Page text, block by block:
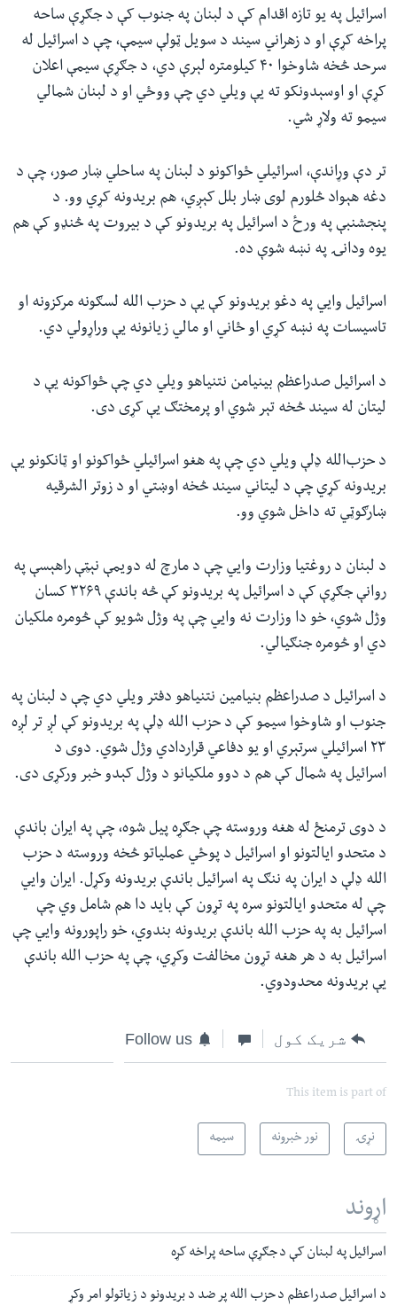
اسرائيل په یو تازه اقدام کې د لبنان په جنوب کې د جګړې ساحه
پراخه کړې او د زهراني سیند د سويل ټولې سیمې، چې د اسرائيل له
سرحد څخه شاوخوا ۴۰ کیلومتره لېرې دي، د جګړې سیمې اعلان
کړې او اوسېدونکو ته یې ویلي دي چې ووځي او د لبنان شمالي
سیمو ته ولاړ شي.
تر دې وړاندې، اسرائیلي ځواکونو د لبنان په ساحلي ښار صور، چې د
دغه هېواد څلورم لوی ښار بلل کېږي، هم بریدونه کړي وو. د
پنجشنبې په ورځ د اسرائیل په بریدونو کې د بیروت په څنډو کې هم
یوه ودانۍ په نښه شوې ده.
اسرائیل وايي په دغو بریدونو کې یې د حزب الله لسګونه مرکزونه او
تاسیسات په نښه کړي او ځاني او مالي زیانونه یې وراړولي دي.
د اسرائیل صدراعظم بینیامن نتنیاهو ویلي دي چې ځواکونه یې د
لیتان له سیند څخه تېر شوي او پرمختګ یې کړی دی.
د حزب‌الله ډلې ویلي دي چې په هغو اسرائیلي ځواکونو او ټانکونو یې
بریدونه کړي چې د لیتاني سیند څخه اوښتي او د زوتر الشرقیه
ښارګوټي ته داخل شوي وو.
د لبنان د روغتیا وزارت وايي چې د مارچ له دویمې نېټې راهېسې په
روانې جګړې کې د اسرائیل په بریدونو کې څه باندې ۳۲۶۹ کسان
وژل شوي، خو دا وزارت نه وايي چې په وژل شویو کې څومره ملکيان
دي او څومره جنګیالي.
د اسرائیل د صدراعظم بنیامین نتنیاهو دفتر ویلي دي چې د لبنان په
جنوب او شاوخوا سیمو کې د حزب الله ډلې په بریدونو کې لږ تر لږه
۲۳ اسرائیلي سرتېري او یو دفاعي قراردادي وژل شوي. دوی د
اسرائیل په شمال کې هم د دوو ملکیانو د وژل کېدو خبر ورکړی دی.
د دوی ترمنځ له هغه وروسته چې جګړه پیل شوه، چې په ایران باندې
د متحدو ایالتونو او اسرائیل د پوځي عملیاتو څخه وروسته د حزب
الله ډلې د ایران په ننګ په اسرائیل باندې بریدونه وکړل. ایران وايي
چې له متحدو ایالتونو سره په تړون کې باید دا هم شامل وي چې
اسرائیل به په حزب الله باندې بریدونه بندوي، خو راپورونه وايي چې
اسرائیل به د هر هغه تړون مخالفت وکړي، چې په حزب الله باندې
یې بریدونه محدودوي.
شریک کول Follow us
This item is part of
نړۍ نور خبرونه سیمه
اړوند
اسرائیل په لبنان کې د جګړې ساحه پراخه کړه
د اسرائیل صدراعظم د حزب الله پر ضد د بریدونو د زیاتولو امر وکړ